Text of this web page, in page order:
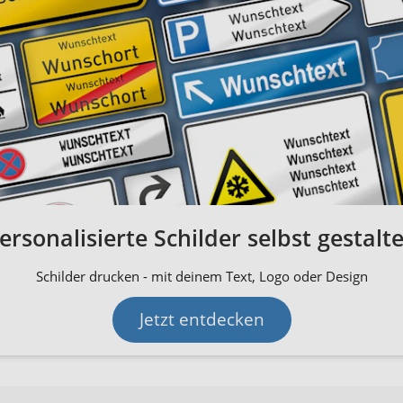
Schilder selbst
Schilder drucken - mit deinem Text, Logo oder Design
Jetzt entdecken